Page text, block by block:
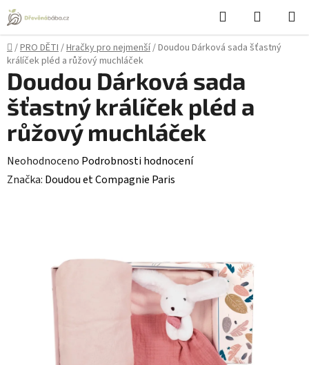
Přejít
na
obsah
Hledat
KOŠÍK
Domů
/PRO DĚTI/Hračky pro nejmenší/Doudou Dárková sada šťastný
králíček pléd a růžový muchláček
Doudou Dárková sada
šťastný králíček pléd a
růžový muchláček
Průměrné
hodnocení
hvězdiček.
Neohodnoceno Podrobnosti hodnocení
Značka: Doudou et Compagnie Paris